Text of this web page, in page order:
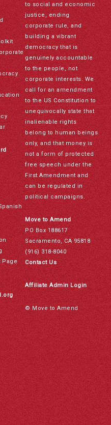
Page
to social and economic
justice, ending
corporate rule, and
building a vibrant
democracy that is
genuinely accountable
to the people, not
corporate interests. We
call for an amendment
to the US Constitution to
unequivocally state that
inalienable rights
belong to human beings
only, and that money is
not a form of protected
free speech under the
First Amendment and
can be regulated in
political campaigns.
Move to Amend
PO Box 188617
Sacramento, CA 95818
(916) 318-8040
Contact Us
Affiliate Admin Login
© Move to Amend